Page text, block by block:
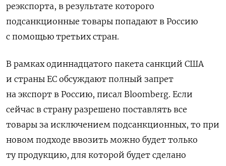
реэкспорта, в результате которого
подсанкционные товары попадают в Россию
с помощью третьих стран.
В рамках одиннадцатого пакета санкций США
и страны ЕС обсуждают полный запрет
на экспорт в Россию, писал Bloomberg. Если
сейчас в страну разрешено поставлять все
товары за исключением подсанкционных, то при
новом подходе ввозить можно будет только
ту продукцию, для которой будет сделано